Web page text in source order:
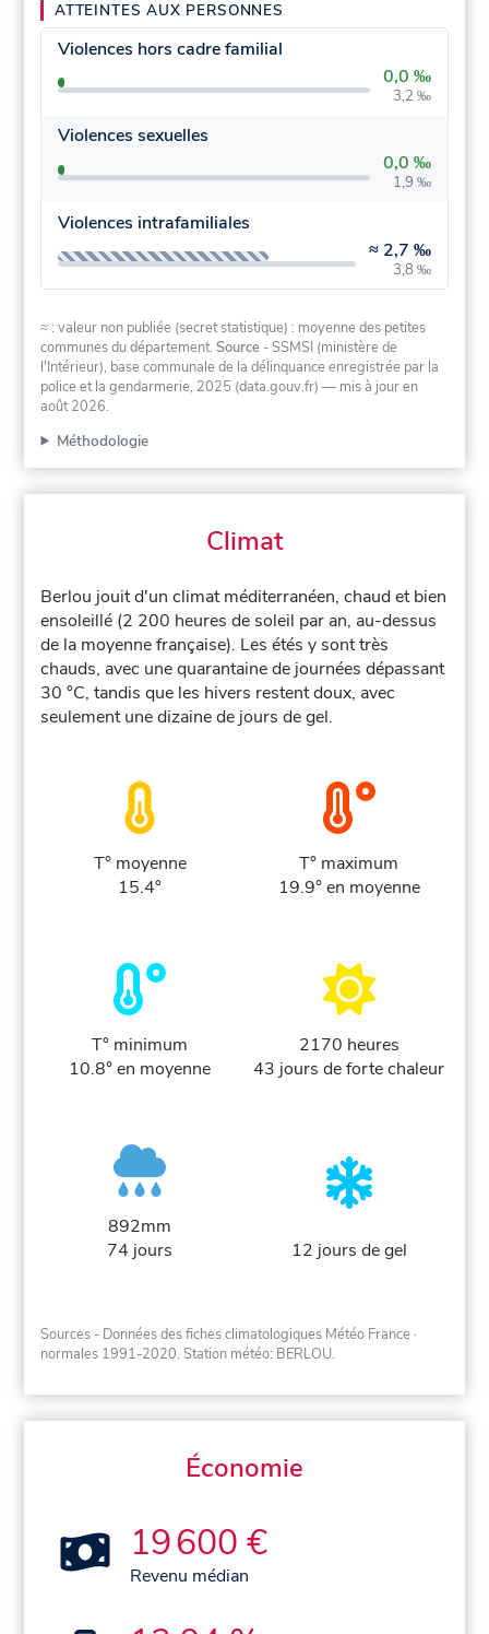
ATTEINTES AUX PERSONNES
Violences hors cadre familial
0,0 ‰
3,2 ‰
Violences sexuelles
0,0 ‰
1,9 ‰
Violences intrafamiliales
≈ 2,7 ‰
3,8 ‰
≈ : valeur non publiée (secret statistique) : moyenne des petites
communes du département.Source - SSMSI (ministère de
l'Intérieur), base communale de la délinquance enregistrée par la
police et la gendarmerie, 2025 (data.gouv.fr) — mis à jour en
août 2026.
Méthodologie
Climat
Berlou jouit d'un climat méditerranéen, chaud et bien
ensoleillé (2 200 heures de soleil par an, au-dessus
de la moyenne française). Les étés y sont très
chauds, avec une quarantaine de journées dépassant
30 °C, tandis que les hivers restent doux, avec
seulement une dizaine de jours de gel.
T° moyenne
15.4°
T° maximum
19.9° en moyenne
T° minimum
10.8° en moyenne
2170 heures
43 jours de forte chaleur
892mm
74 jours
12 jours de gel
Sources - Données des fiches climatologiques Météo France ·
normales 1991-2020. Station météo: BERLOU.
Économie
19 600 €
Revenu médian